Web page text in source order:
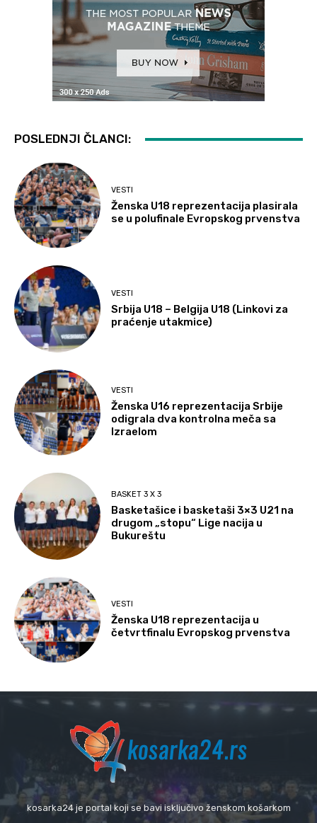
POSLEDNJI ČLANCI:
VESTI
Ženska U18 reprezentacija plasirala
se u polufinale Evropskog prvenstva
VESTI
Srbija U18 – Belgija U18 (Linkovi za
praćenje utakmice)
VESTI
Ženska U16 reprezentacija Srbije
odigrala dva kontrolna meča sa
Izraelom
BASKET 3 X 3
Basketašice i basketaši 3×3 U21 na
drugom „stopu“ Lige nacija u
Bukureštu
VESTI
Ženska U18 reprezentacija u
četvrtfinalu Evropskog prvenstva
kosarka24 je portal koji se bavi isključivo ženskom košarkom